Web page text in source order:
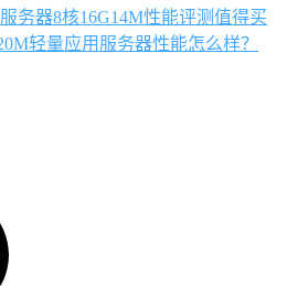
务器8核16G14M性能评测值得买
轻量应用服务器性能怎么样？